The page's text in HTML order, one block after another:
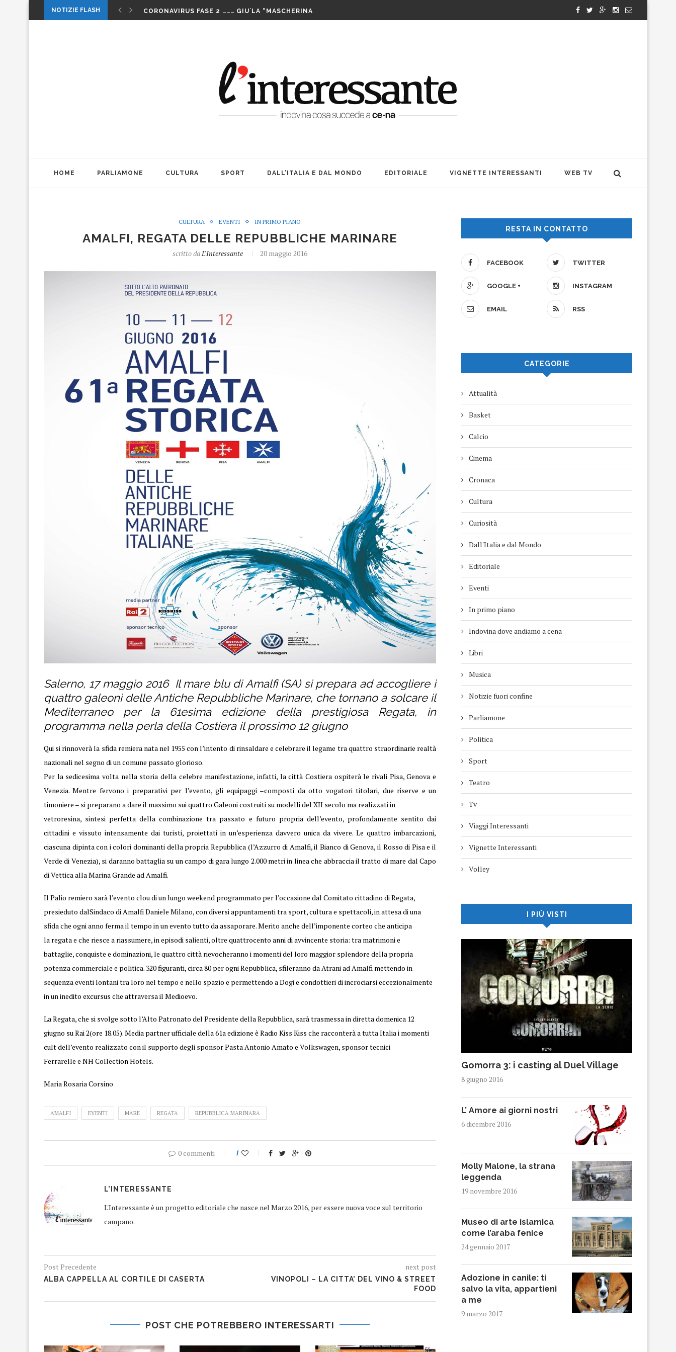
NOTIZIE FLASH
CORONAVIRUS FASE 2 ……… GIU`LA “MASCHERINA
LA MUSICA DELLA GATTA CENERENTOLA COME PASS PER...
DA CONSUMARCI PREFERIBILMENTE DOPO MORTI: OFFICINA TEATRO INCANTA...
VALERIO BIANCHINI E LE SUE … BOMBE. AMARCORD...
CASO WEINSTEIN. DITE ALLE DONNE CHE NON SIAMO...
THE ALIENS AD OFFICINA TEATRO: VITA, AMICIZIA ED...
1 MAGGIO: FESTA O…. LUTTO. UNA FESTA BEN...
HOME PARLIAMONE CULTURA SPORT DALL’ITALIA E DAL MONDO EDITORIALE VIGNETTE INTERESSANTI WEB TV
CULTURA EVENTI IN PRIMO PIANO
AMALFI, REGATA DELLE REPUBBLICHE MARINARE
scritto daL'Interessante 20 maggio 2016
Salerno, 17 maggio 2016 Il mare blu di Amalfi (SA) si prepara ad accogliere i
quattro galeoni delle Antiche Repubbliche Marinare, che tornano a solcare il
Mediterraneo per la 61esima edizione della prestigiosa Regata, in
programma nella perla della Costiera il prossimo 12 giugno
Qui si rinnoverà la sfida remiera nata nel 1955 con l’intento di rinsaldare e celebrare il legame tra quattro straordinarie realtà
nazionali nel segno di un comune passato glorioso.
Per la sedicesima volta nella storia della celebre manifestazione, infatti, la città Costiera ospiterà le rivali Pisa, Genova e
Venezia. Mentre fervono i preparativi per l’evento, gli equipaggi –composti da otto vogatori titolari, due riserve e un
timoniere – si preparano a dare il massimo sui quattro Galeoni costruiti su modelli del XII secolo ma realizzati in
vetroresina, sintesi perfetta della combinazione tra passato e futuro propria dell’evento, profondamente sentito dai
cittadini e vissuto intensamente dai turisti, proiettati in un’esperienza davvero unica da vivere. Le quattro imbarcazioni,
ciascuna dipinta con i colori dominanti della propria Repubblica (l’Azzurro di Amalfi, il Bianco di Genova, il Rosso di Pisa e il
Verde di Venezia), si daranno battaglia su un campo di gara lungo 2.000 metri in linea che abbraccia il tratto di mare dal Capo
di Vettica alla Marina Grande ad Amalfi.
Il Palio remiero sarà l’evento clou di un lungo weekend programmato per l’occasione dal Comitato cittadino di Regata,
presieduto dalSindaco di Amalfi Daniele Milano, con diversi appuntamenti tra sport, cultura e spettacoli, in attesa di una
sfida che ogni anno ferma il tempo in un evento tutto da assaporare. Merito anche dell’imponente corteo che anticipa
la regata e che riesce a riassumere, in episodi salienti, oltre quattrocento anni di avvincente storia: tra matrimoni e
battaglie, conquiste e dominazioni, le quattro città rievocheranno i momenti del loro maggior splendore della propria
potenza commerciale e politica. 320 figuranti, circa 80 per ogni Repubblica, sfileranno da Atrani ad Amalfi mettendo in
sequenza eventi lontani tra loro nel tempo e nello spazio e permettendo a Dogi e condottieri di incrociarsi eccezionalmente
in un inedito excursus che attraversa il Medioevo.
La Regata, che si svolge sotto l’Alto Patronato del Presidente della Repubblica, sarà trasmessa in diretta domenica 12
giugno su Rai 2(ore 18.05). Media partner ufficiale della 61a edizione è Radio Kiss Kiss che racconterà a tutta Italia i momenti
cult dell’evento realizzato con il supporto degli sponsor Pasta Antonio Amato e Volkswagen, sponsor tecnici
Ferrarelle e NH Collection Hotels.
Maria Rosaria Corsino
AMALFI EVENTI MARE REGATA REPUBBLICA MARINARA
0 commenti 1
L'INTERESSANTE
L'Interessante è un progetto editoriale che nasce nel Marzo 2016, per essere nuova voce sul territorio
campano.
Post Precedente
ALBA CAPPELLA AL CORTILE DI CASERTA
next post
VINOPOLI – LA CITTA’ DEL VINO & STREET
FOOD
POST CHE POTREBBERO INTERESSARTI
RESTA IN CONTATTO
FACEBOOK TWITTER
GOOGLE + INSTAGRAM
EMAIL RSS
CATEGORIE
Attualità
Basket
Calcio
Cinema
Cronaca
Cultura
Curiosità
Dall'Italia e dal Mondo
Editoriale
Eventi
In primo piano
Indovina dove andiamo a cena
Libri
Musica
Notizie fuori confine
Parliamone
Politica
Sport
Teatro
Tv
Viaggi Interessanti
Vignette Interessanti
Volley
I PIÙ VISTI
Gomorra 3: i casting al Duel Village
8 giugno 2016
L’ Amore ai giorni nostri
6 dicembre 2016
Molly Malone, la strana
leggenda
19 novembre 2016
Museo di arte islamica
come l’araba fenice
24 gennaio 2017
Adozione in canile: ti
salvo la vita, appartieni
a me
9 marzo 2017